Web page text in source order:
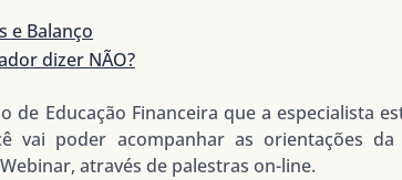
e Balanço
dizer NÃO?
de Educação Financeira que a especialista
vai poder acompanhar as orientações
através de palestras on-line.